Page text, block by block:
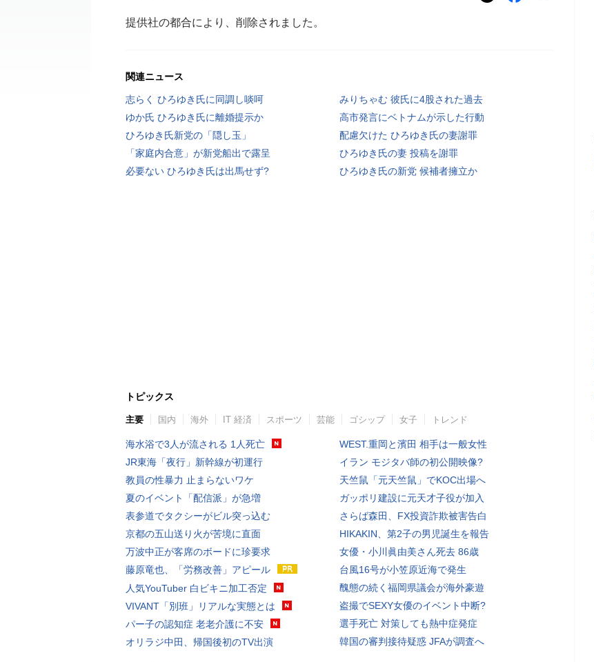
提供社の都合により、削除されました。
関連ニュース
志らく ひろゆき氏に同調し啖呵
みりちゃむ 彼氏に4股された過去
ゆか氏 ひろゆき氏に離婚提示か
高市発言にベトナムが示した行動
ひろゆき氏新党の「隠し玉」
配慮欠けた ひろゆき氏の妻謝罪
「家庭内合意」が新党船出で露呈
ひろゆき氏の妻 投稿を謝罪
必要ない ひろゆき氏は出馬せず?
ひろゆき氏の新党 候補者擁立か
トピックス
主要 国内 海外 IT 経済 スポーツ 芸能 ゴシップ 女子 トレンド
海水浴で3人が流される 1人死亡
JR東海「夜行」新幹線が初運行
教員の性暴力 止まらないワケ
夏のイベント「配信派」が急増
表参道でタクシーがビル突っ込む
京都の五山送り火が苦境に直面
万波中正が客席のボードに珍要求
藤原竜也、「労務改善」アピール
人気YouTuber 白ビキニ加工否定
VIVANT「別班」リアルな実態とは
パー子の認知症 老老介護に不安
オリラジ中田、帰国後初のTV出演
WEST.重岡と濱田 相手は一般女性
イラン モジタバ師の初公開映像?
天竺鼠「元天竺鼠」でKOC出場へ
ガッポリ建設に元天才子役が加入
さらば森田、FX投資詐欺被害告白
HIKAKIN、第2子の男児誕生を報告
女優・小川眞由美さん死去 86歳
台風16号が小笠原近海で発生
醜態の続く福岡県議会が海外豪遊
盗撮でSEXY女優のイベント中断?
選手死亡 対策しても熱中症発症
韓国の審判接待疑惑 JFAが調査へ